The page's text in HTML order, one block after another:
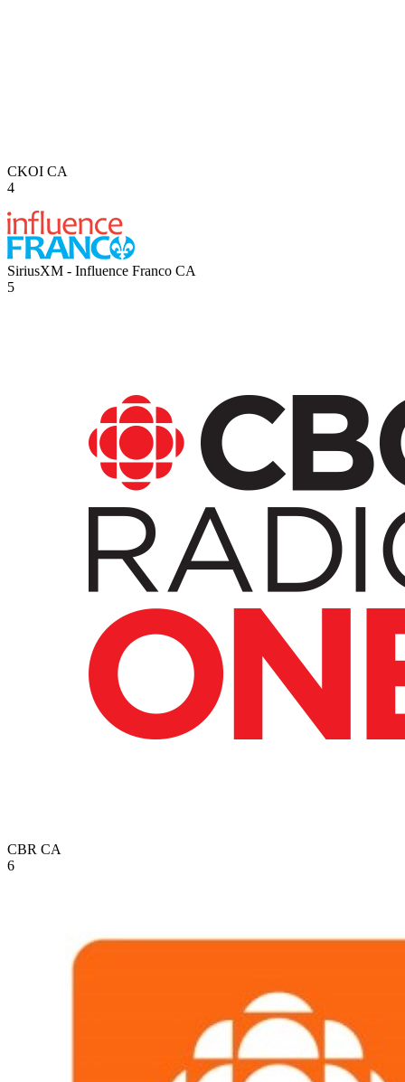
CKOI CA
4
SiriusXM - Influence Franco CA
5
CBR CA
6